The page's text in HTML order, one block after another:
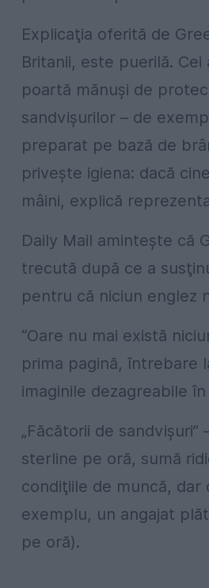
Explicaţia oferită de
Britanii, este puerilă.
poartă mănuşi de
sandvişurilor – de
preparat pe bază de
priveşte igiena: dacă
mâini, explică
Daily Mail aminteşte că
trecută după ce a
pentru că niciun englez
“Oare nu mai există
prima pagină, întrebare
imaginile dezagreabile
„Făcătorii de
sterline pe oră, sumă
condiţiile de muncă,
exemplu, un angajat
pe oră).